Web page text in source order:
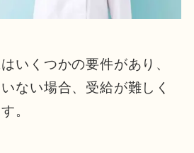
いくつかの要件があり、
ない場合、受給が難しく
。